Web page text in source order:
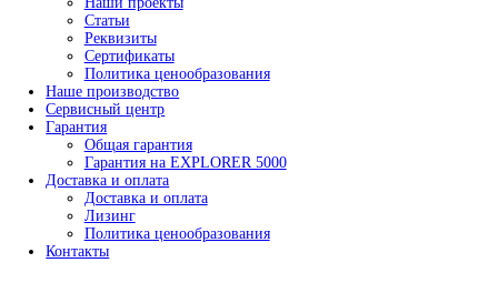
- Контроль условий окружающей среды
- Наборы инспекционного оборудования
- Аксессуары для оборудования по контролю
изоляции покрытий
Приборы для испытания покрытий
- Определение степени измельчения
- Измерения вязкости и текучести
- Определение плотности
- Определение времени высыхания и
покрытий
- Оценка эластичности и стойкости к